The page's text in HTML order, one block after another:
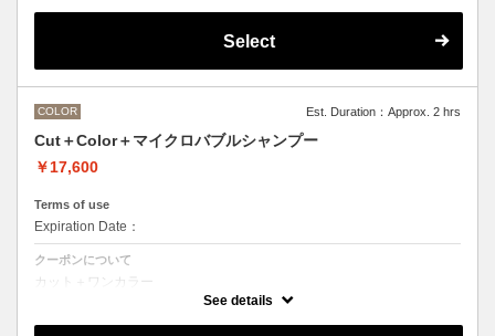
Select
COLOR Est. Duration：Approx. 2 hrs
Cut＋Color＋マイクロバブルシャンプー
￥17,600
Terms of use
Expiration Date：
クーポンについて
カット＋ワンカラー
魔法のバブルmarbbを使ったmarbbシャンプー
●髪の長さにより別途ロング料金を頂戴いたします。
See details